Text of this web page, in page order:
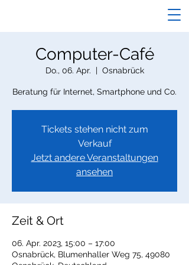
Computer-Café
Do., 06. Apr.
  |
Osnabrück
Beratung für Internet, Smartphone und Co.
Tickets stehen nicht zum
Verkauf
Jetzt andere Veranstaltungen
ansehen
Zeit & Ort
06. Apr. 2023, 15:00 – 17:00
Osnabrück, Blumenhaller Weg 75, 49080